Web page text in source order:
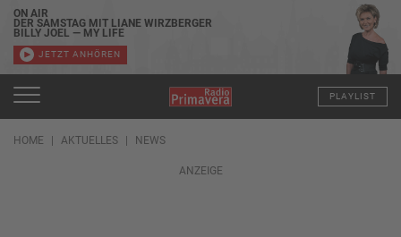
ON AIR
DER SAMSTAG MIT LIANE WIRZBERGER
BILLY JOEL — MY LIFE
JETZT ANHÖREN
PLAYLIST
HOME AKTUELLES NEWS
ANZEIGE